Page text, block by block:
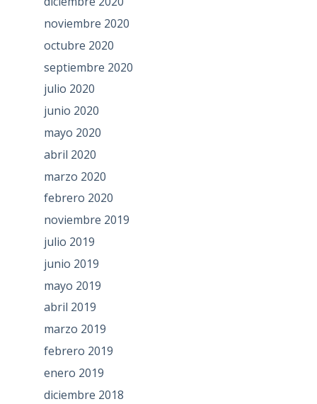
noviembre 2020
octubre 2020
septiembre 2020
julio 2020
junio 2020
mayo 2020
abril 2020
marzo 2020
febrero 2020
noviembre 2019
julio 2019
junio 2019
mayo 2019
abril 2019
marzo 2019
febrero 2019
enero 2019
diciembre 2018